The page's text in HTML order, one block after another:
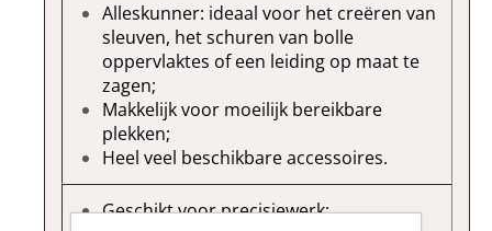
Alleskunner: ideaal voor het creëren van
sleuven, het schuren van bolle
oppervlaktes of een leiding op maat te
zagen;
Makkelijk voor moeilijk bereikbare
plekken;
Heel veel beschikbare accessoires.
Geschikt voor precisiewerk;